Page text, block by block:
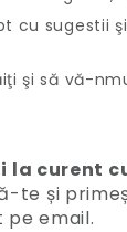
cu sugestii
şi să vă-
la curent
te și
pe email.